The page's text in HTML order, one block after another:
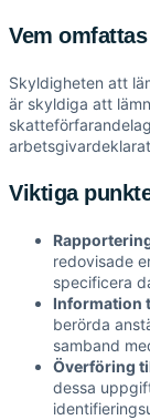
Vem
Skyldigheten att
är skyldiga att
Viktiga
redovisade
specificera
Information
berörda
samband
Överföring
dessa